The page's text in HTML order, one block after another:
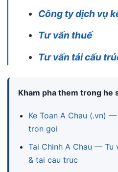
Công ty dịch vụ
Tư vấn thuế
Tư vấn tái cấu
Kham pha them trong he
Ke Toan A Chau (.vn)
tron goi
Tai Chinh A Chau — Tu
& tai cau truc